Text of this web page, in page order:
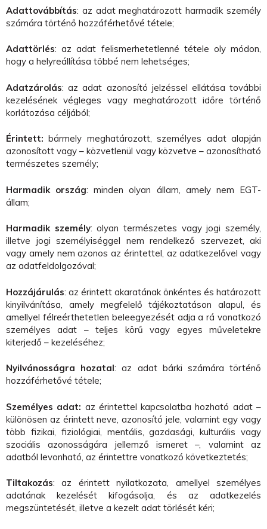
Adattovábbítás: az adat meghatározott harmadik személy
számára történő hozzáférhetővé tétele;
Adattörlés: az adat felismerhetetlenné tétele oly módon,
hogy a helyreállítása többé nem lehetséges;
Adatzárolás: az adat azonosító jelzéssel ellátása további
kezelésének végleges vagy meghatározott időre történő
korlátozása céljából;
Érintett:bármely meghatározott, személyes adat alapján
azonosított vagy – közvetlenül vagy közvetve – azonosítható
természetes személy;
Harmadik ország: minden olyan állam, amely nem EGT-
állam;
Harmadik személy: olyan természetes vagy jogi személy,
illetve jogi személyiséggel nem rendelkező szervezet, aki
vagy amely nem azonos az érintettel, az adatkezelővel vagy
az adatfeldolgozóval;
Hozzájárulás: az érintett akaratának önkéntes és határozott
kinyilvánítása, amely megfelelő tájékoztatáson alapul, és
amellyel félreérthetetlen beleegyezését adja a rá vonatkozó
személyes adat – teljes körű vagy egyes műveletekre
kiterjedő – kezeléséhez;
Nyilvánosságra hozatal: az adat bárki számára történő
hozzáférhetővé tétele;
Személyes adat: az érintettel kapcsolatba hozható adat –
különösen az érintett neve, azonosító jele, valamint egy vagy
több fizikai, fiziológiai, mentális, gazdasági, kulturális vagy
szociális azonosságára jellemző ismeret –, valamint az
adatból levonható, az érintettre vonatkozó következtetés;
Tiltakozás: az érintett nyilatkozata, amellyel személyes
adatának kezelését kifogásolja, és az adatkezelés
megszüntetését, illetve a kezelt adat törlését kéri;